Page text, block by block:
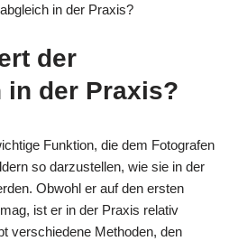
der
in der Praxis?
Funktion, die dem Fotografen
so darzustellen, wie sie in der
Obwohl er auf den ersten
ist er in der Praxis relativ
verschiedene Methoden, den